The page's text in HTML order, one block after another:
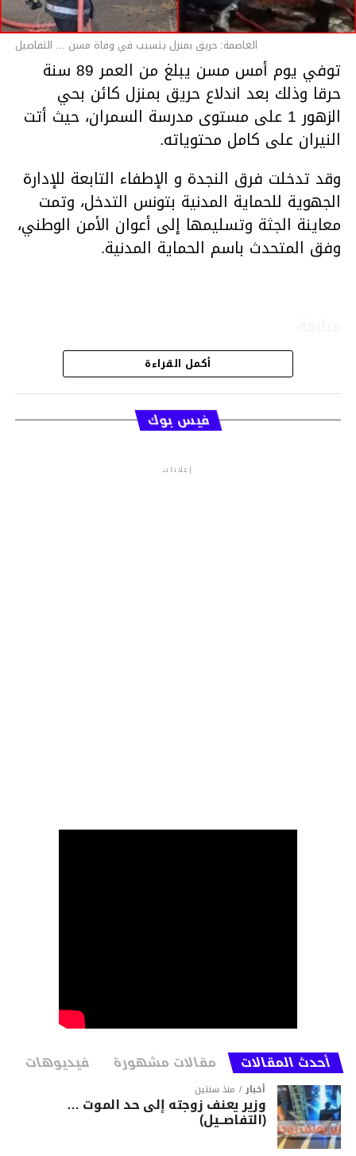
العاصمة: حريق بمنزل يتسبب في وفاة مسن ... التفاصيل
توفي يوم أمس مسن يبلغ من العمر 89 سنة
حرقا وذلك بعد اندلاع حريق بمنزل كائن بحي
الزهور 1 على مستوى مدرسة السمران، حيث أتت
النيران على كامل محتوياته.
وقد تدخلت فرق النجدة و الإطفاء التابعة للإدارة
الجهوية للحماية المدنية بتونس التدخل، وتمت
معاينة الجثة وتسليمها إلى أعوان الأمن الوطني،
وفق المتحدث باسم الحماية المدنية.
قسم الاخبار
أكمل القراءة
فيس بوك
إعلانات
أحدث المقالات مقالات مشهورة فيديوهات
أخبار منذ سنتين
وزير يعنف زوجته إلى حد الموت …
(التفاصــيل)